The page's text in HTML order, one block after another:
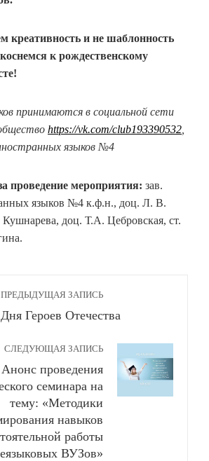
креативность и не шаблонность
к рождественскому
принимаются в социальной сети
https://vk.com/club193390532
языков №4
проведение мероприятия: зав.
языков №4 к.ф.н., доц. Л. В.
доц. Т.А. Цебровская, ст.
ПРЕДЫДУЩАЯ ЗАПИСЬ
Дня Героев Отечества
СЛЕДУЮЩАЯ ЗАПИСЬ
Анонс проведения
семинара на
тему: «Методики
навыков
работы
ВУЗов»